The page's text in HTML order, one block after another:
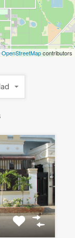
OpenStreetMapcontributors